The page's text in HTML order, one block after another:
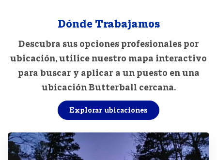
Dónde Trabajamos
Descubra sus opciones profesionales por
ubicación, utilice nuestro mapa interactivo
para buscar y aplicar a un puesto en una
ubicación Butterball cercana.
Explorar ubicaciones